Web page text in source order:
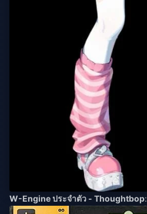
W-Engine ประจำตัว - Thoughtbop: